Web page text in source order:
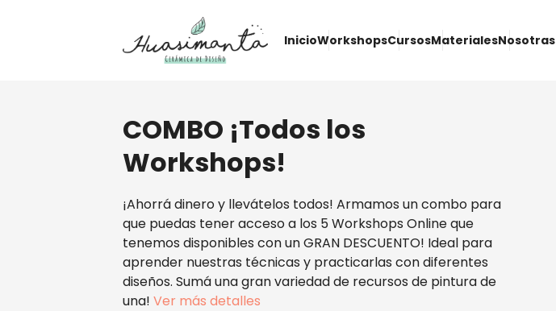
InicioWorkshopsCursosMaterialesNosotras
COMBO ¡Todos los
Workshops!
¡Ahorrá dinero y llevátelos todos! Armamos un combo para
que puedas tener acceso a los 5 Workshops Online que
tenemos disponibles con un GRAN DESCUENTO! Ideal para
aprender nuestras técnicas y practicarlas con diferentes
diseños. Sumá una gran variedad de recursos de pintura de
una!Ver más detalles